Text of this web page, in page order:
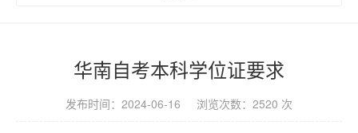
华南自考本科学位证要求
发布时间：2024-06-16 浏览次数：2520 次